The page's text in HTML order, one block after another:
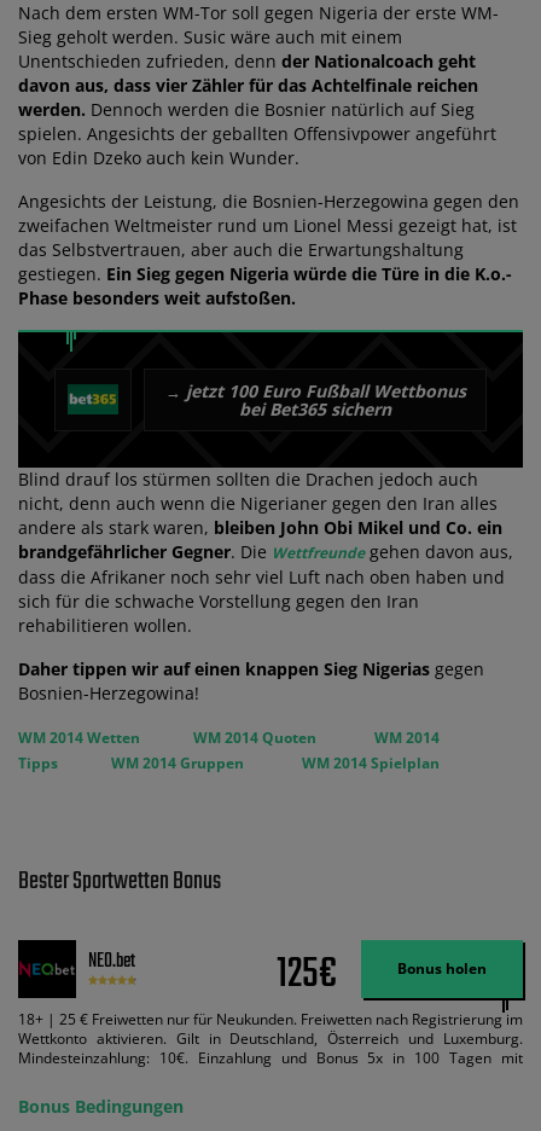
Nach dem ersten WM-Tor soll gegen Nigeria der erste WM-
Sieg geholt werden. Susic wäre auch mit einem
Unentschieden zufrieden, denn der Nationalcoach geht
davon aus, dass vier Zähler für das Achtelfinale reichen
werden. Dennoch werden die Bosnier natürlich auf Sieg
spielen. Angesichts der geballten Offensivpower angeführt
von Edin Dzeko auch kein Wunder.
Angesichts der Leistung, die Bosnien-Herzegowina gegen den
zweifachen Weltmeister rund um Lionel Messi gezeigt hat, ist
das Selbstvertrauen, aber auch die Erwartungshaltung
gestiegen. Ein Sieg gegen Nigeria würde die Türe in die K.o.-
Phase besonders weit aufstoßen.
→ jetzt 100 Euro Fußball Wettbonus
bei Bet365 sichern
Blind drauf los stürmen sollten die Drachen jedoch auch
nicht, denn auch wenn die Nigerianer gegen den Iran alles
andere als stark waren, bleiben John Obi Mikel und Co. ein
brandgefährlicher Gegner. Die Wettfreundegehen davon aus,
dass die Afrikaner noch sehr viel Luft nach oben haben und
sich für die schwache Vorstellung gegen den Iran
rehabilitieren wollen.
Daher tippen wir auf einen knappen Sieg Nigerias gegen
Bosnien-Herzegowina!
WM 2014 Wetten WM 2014 Quoten
WM 2014
Tipps
WM 2014 Gruppen WM 2014 Spielplan
Bester Sportwetten Bonus
NEO.bet 125€ Bonus holen
18+ | 25 € Freiwetten nur für Neukunden. Freiwetten nach Registrierung im
Wettkonto aktivieren. Gilt in Deutschland, Österreich und Luxemburg.
Mindesteinzahlung: 10€. Einzahlung und Bonus 5x in 100 Tagen mit
Bedingungen können geändert werden. AGB gelten. Lizenziert; Hilfe bei
Suchtrisiken: buwei.de.
Bonus Bedingungen